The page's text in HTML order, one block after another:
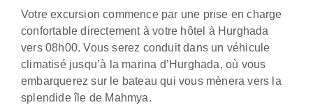
Votre excursion commence par une prise en charge
confortable directement à votre hôtel à Hurghada
vers 08h00. Vous serez conduit dans un véhicule
climatisé jusqu’à la marina d’Hurghada, où vous
embarquerez sur le bateau qui vous mènera vers la
splendide île de Mahmya.